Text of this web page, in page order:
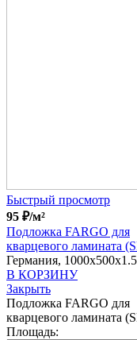
Быстрый просмотр
95 ₽/м²
Подложка FARGO для
кварцевого ламината
Германия,
В КОРЗИНУ
Закрыть
Подложка FARGO для
кварцевого ламината
Площадь: